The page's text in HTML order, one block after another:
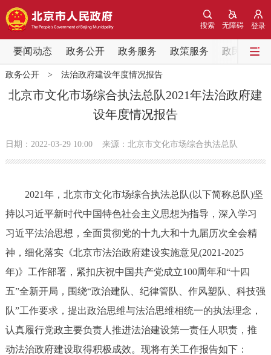
登录
无障碍
搜索
要闻动态 政务公开 政务服务 政策服务 政民互动
要闻动态
党中央精神 国务院信息
会议信息
市领导 机构职能 政策服务
政策兑现 政策解读 回应关切
决策公开 专题公开
政务服务
个人服务 法人服务 部门服务
政务公开> 法治政府建设年度情况报告
北京市文化市场综合执法总队2021年法治政府建
设年度情况报告
日期：2022-03-29 10:00 来源：北京市文化市场综合执法总队
2021年，北京市文化市场综合执法总队(以下简称总队)坚
持以习近平新时代中国特色社会主义思想为指导，深入学习
习近平法治思想，全面贯彻党的十九大和十九届历次全会精
神，细化落实《北京市法治政府建设实施意见(2021-2025
年)》工作部署，紧扣庆祝中国共产党成立100周年和“十四
五”全新开局，围绕“政治建队、纪律管队、作风塑队、科技强
队”工作要求，提出政治思维与法治思维相统一的执法理念，
认真履行党政主要负责人推进法治建设第一责任人职责，推
动法治政府建设取得积极成效。现将有关工作报告如下：